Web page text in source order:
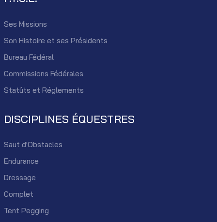
Ses Missions
Son Histoire et ses Présidents
Bureau Fédéral
Commissions Fédérales
Statûts et Réglements
DISCIPLINES ÉQUESTRES
Saut d'Obstacles
Endurance
Dressage
Complet
Tent Pegging